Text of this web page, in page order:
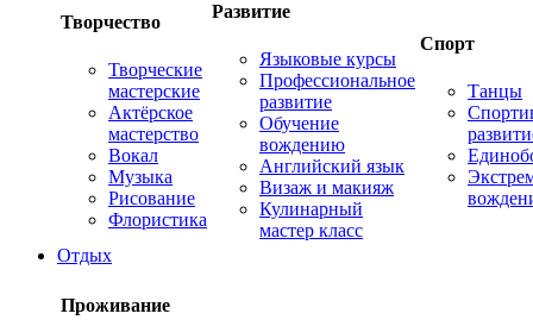
Творчество
Творческие
мастерские
Актёрское
мастерство
Вокал
Музыка
Рисование
Флористика
Развитие
Языковые курсы
Профессиональное
развитие
Обучение
вождению
Английский язык
Визаж и макияж
Кулинарный
мастер класс
Спорт
Танцы
Отдых
Проживание